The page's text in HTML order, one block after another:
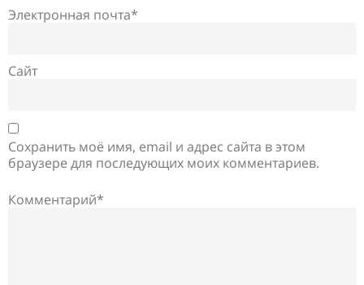
Электронная почта*
Сайт
Сохранить моё имя, email и адрес сайта в этом
браузере для последующих моих комментариев.
Комментарий*